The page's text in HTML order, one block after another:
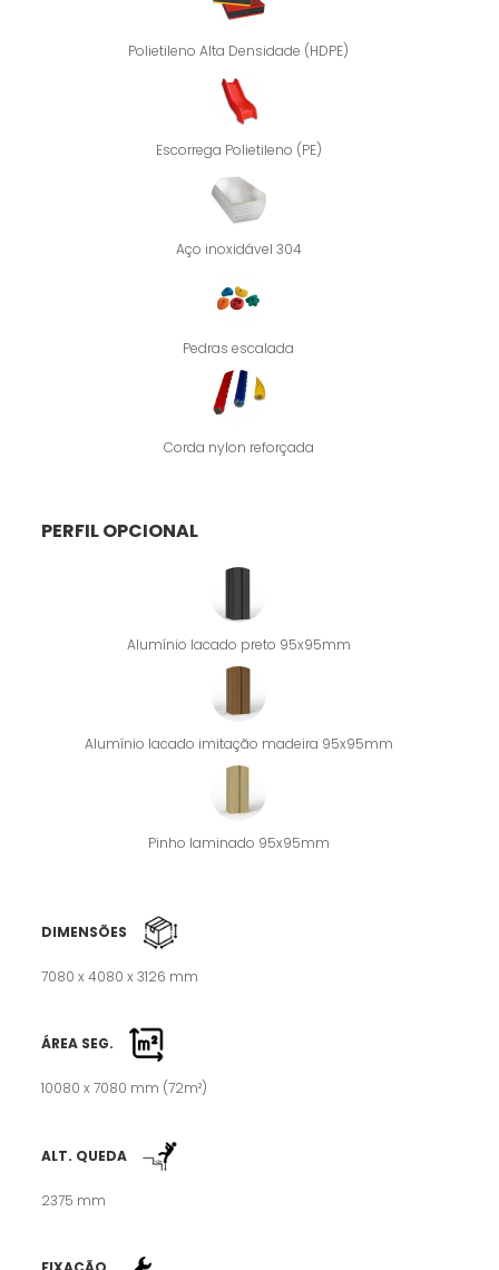
Polietileno Alta Densidade (HDPE)
Escorrega Polietileno (PE)
Aço inoxidável 304
Pedras escalada
Corda nylon reforçada
PERFIL OPCIONAL
Alumínio lacado preto 95x95mm
Alumínio lacado imitação madeira 95x95mm
Pinho laminado 95x95mm
DIMENSÕES
7080 x 4080 x 3126 mm
ÁREA SEG.
10080 x 7080 mm (72m²)
ALT. QUEDA
2375 mm